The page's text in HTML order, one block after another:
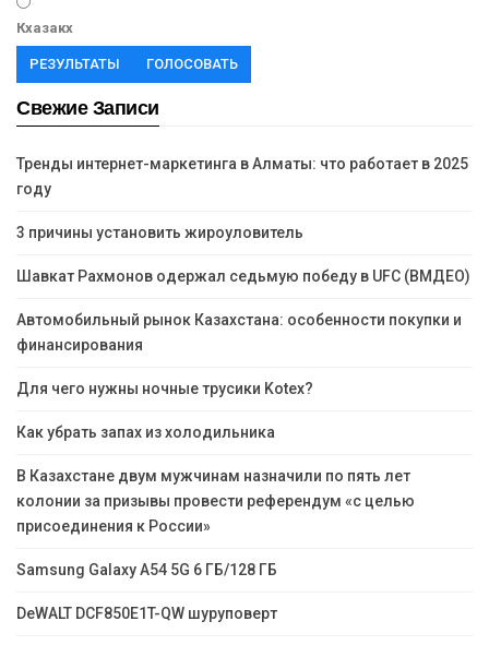
Кхазакх
РЕЗУЛЬТАТЫ ГОЛОСОВАТЬ
Свежие Записи
Тренды интернет-маркетинга в Алматы: что работает в 2025
году
3 причины установить жироуловитель
Шавкат Рахмонов одержал седьмую победу в UFC (ВМДЕО)
Автомобильный рынок Казахстана: особенности покупки и
финансирования
Для чего нужны ночные трусики Kotex?
Как убрать запах из холодильника
В Казахстане двум мужчинам назначили по пять лет
колонии за призывы провести референдум «с целью
присоединения к России»
Samsung Galaxy A54 5G 6 ГБ/128 ГБ
DeWALT DCF850E1T-QW шуруповерт